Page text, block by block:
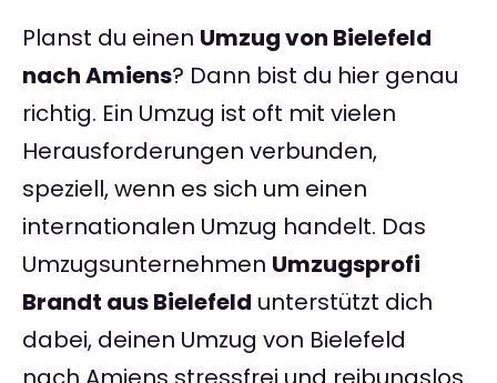
Planst du einen Umzug von Bielefeld
nach Amiens? Dann bist du hier genau
richtig. Ein Umzug ist oft mit vielen
Herausforderungen verbunden,
speziell, wenn es sich um einen
internationalen Umzug handelt. Das
Umzugsunternehmen Umzugsprofi
Brandt aus Bielefeld unterstützt dich
dabei, deinen Umzug von Bielefeld